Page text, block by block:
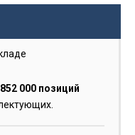
000 позиций